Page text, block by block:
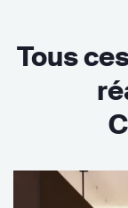
Tous